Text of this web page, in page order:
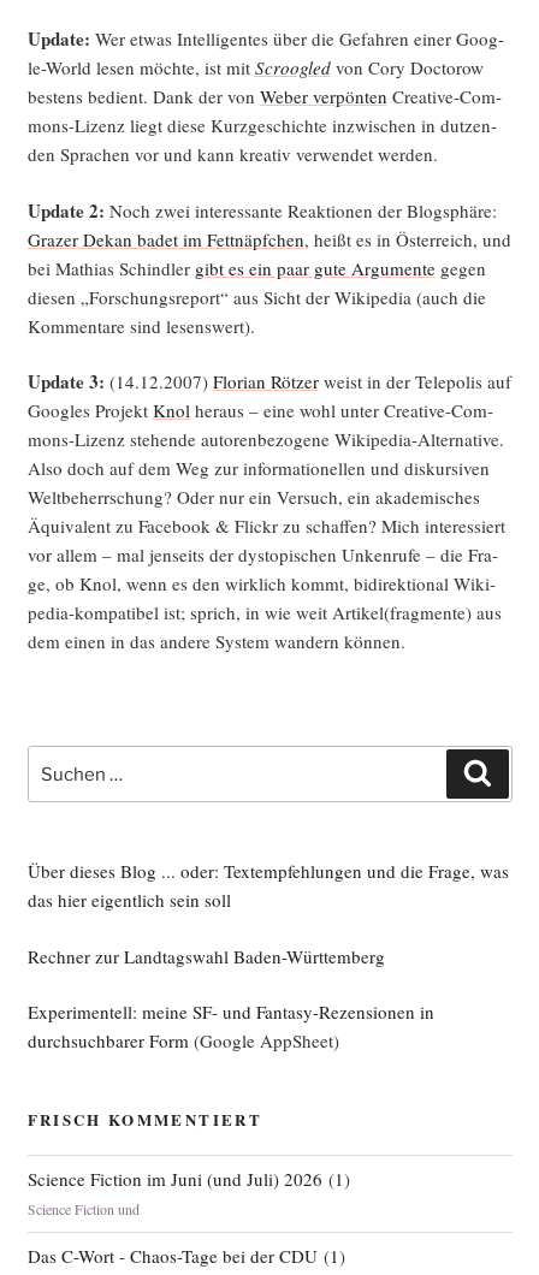
Update: Wer etwas Intel­li­gen­tes über die Gefah­ren einer Goog­
le-World lesen möch­te, ist mit Scr­oo­g­ledvon Cory Doc­to­row
bes­tens bedient. Dank der von Weber ver­pön­ten Crea­ti­ve-Com­
mons-Lizenz liegt die­se Kurz­ge­schich­te inzwi­schen in dut­zen­
den Spra­chen vor und kann krea­tiv ver­wen­det werden.
Update 2: Noch zwei inter­es­san­te Reak­tio­nen der Blog­sphä­re:
Gra­zer Dekan badet im Fett­näpf­chen, heißt es in Öster­reich, und
bei Mathi­as Schind­ler gibt es ein paar gute Argu­men­tegegen
die­sen „For­schungs­re­port“ aus Sicht der Wiki­pe­dia (auch die
Kom­men­ta­re sind lesenswert).
Update 3: (14.12.2007) Flo­ri­an Röt­zerweist in der Tele­po­lis auf
Goo­gles Pro­jekt Knolher­aus – eine wohl unter Crea­ti­ve-Com­
mons-Lizenz ste­hen­de autoren­be­zo­ge­ne Wiki­pe­dia-Alter­na­ti­ve.
Also doch auf dem Weg zur infor­ma­tio­nel­len und dis­kur­si­ven
Welt­be­herr­schung? Oder nur ein Ver­such, ein aka­de­mi­sches
Äqui­va­lent zu Face­book & Flickr zu schaf­fen? Mich inter­es­siert
vor allem – mal jen­seits der dys­to­pi­schen Unken­ru­fe – die Fra­
ge, ob Knol, wenn es den wirk­lich kommt, bidi­rek­tio­nal Wiki­
pe­dia-kom­pa­ti­bel ist; sprich, in wie weit Artikel(fragmente) aus
dem einen in das ande­re Sys­tem wan­dern können.
nach:
Über dieses Blog ... oder: Textempfehlungen und die Frage, was
das hier eigentlich sein soll
Rechner zur Landtagswahl Baden-Württemberg
Experimentell: meine SF- und Fantasy-Rezensionen in
durchsuchbarer Form(Google AppSheet)
FRISCH KOMMENTIERT
Science Fiction im Juni (und Juli) 2026 (1)
Science Fiction und
Das C-Wort - Chaos-Tage bei der CDU(1)